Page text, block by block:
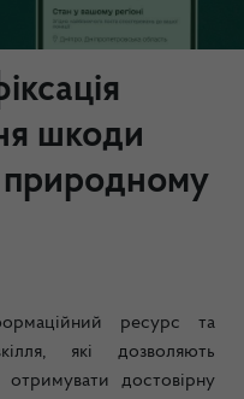
шкоди
ресурс та
які дозволяють
достовірну